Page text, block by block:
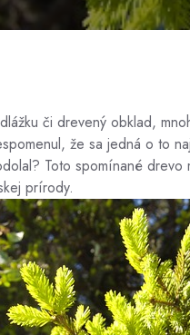
či drevený obklad,
že sa jedná o to
Toto spomínané drevo
prírody.